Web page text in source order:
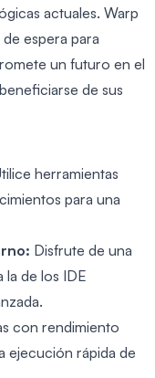
actuales. Warp
espera para
un futuro en el
de sus
herramientas
para una
Disfrute de una
de los IDE
con rendimiento
ejecución rápida de